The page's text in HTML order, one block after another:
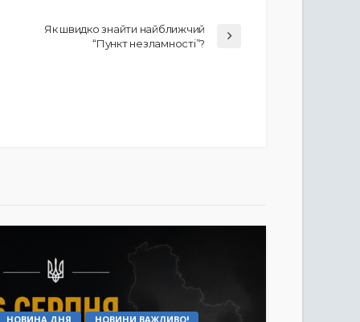
Як швидко знайти найближчий
“Пункт незламності”?
НОВИНА ДНЯ
НОВИНИ ВАЖЛИВО!